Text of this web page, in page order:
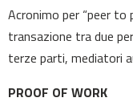
Acronimo per “peer to
transazione tra due
terze parti, mediatori
PROOF OF WORK